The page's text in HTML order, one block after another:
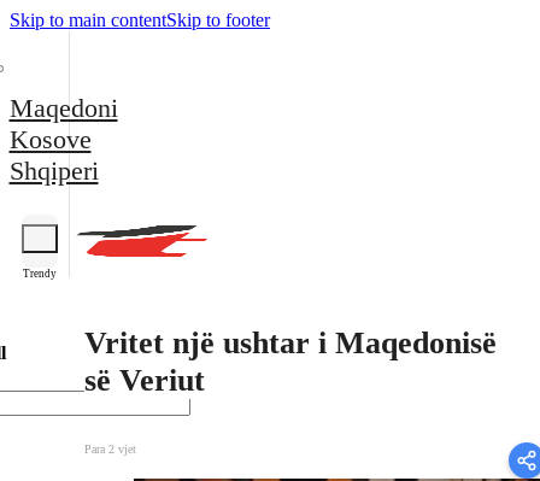
Skip to main contentSkip to footer
Maqedoni
Kosove
Shqiperi
Trendy
Vritet një ushtar i Maqedonisë
së Veriut
Para 2 vjet